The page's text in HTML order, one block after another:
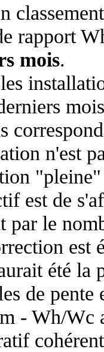
rapport
mois.
n'est
"pleine"
est de
par le
est
été la
de
- Wh/Wc